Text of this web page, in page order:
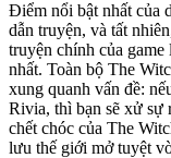
Điểm nổi bật nhất của
dẫn truyện, và tất
truyện chính của
nhất. Toàn bộ The
xung quanh vấn đề:
Rivia, thì bạn sẽ xử sự
chết chóc của The
lưu thế giới mở tuyệt